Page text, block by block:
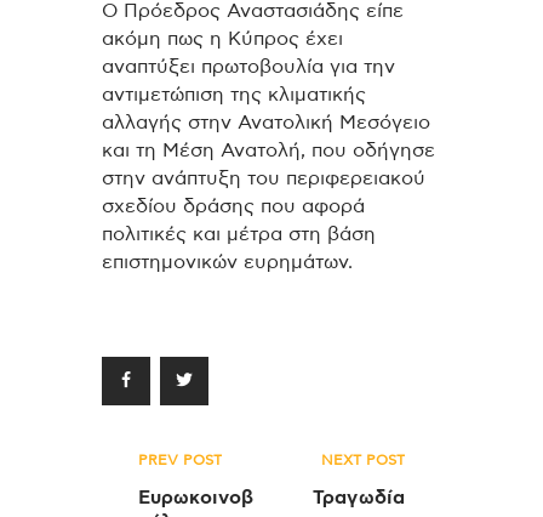
Ο Πρόεδρος Αναστασιάδης είπε
ακόμη πως η Κύπρος έχει
αναπτύξει πρωτοβουλία για την
αντιμετώπιση της κλιματικής
αλλαγής στην Ανατολική Μεσόγειο
και τη Μέση Ανατολή, που οδήγησε
στην ανάπτυξη του περιφερειακού
σχεδίου δράσης που αφορά
πολιτικές και μέτρα στη βάση
επιστημονικών ευρημάτων.
Πλοήγηση
άρθρων
PREV POST
Ευρωκοινοβ
NEXT POST
Τραγωδία